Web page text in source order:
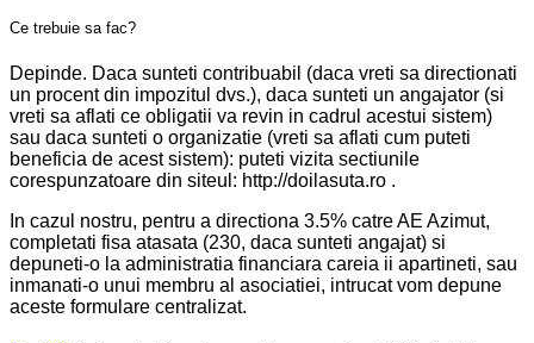
Ce trebuie sa fac?
Depinde. Daca sunteti contribuabil (daca vreti sa directionati
un procent din impozitul dvs.), daca sunteti un angajator (si
vreti sa aflati ce obligatii va revin in cadrul acestui sistem)
sau daca sunteti o organizatie (vreti sa aflati cum puteti
beneficia de acest sistem): puteti vizita sectiunile
corespunzatoare din siteul: http://doilasuta.ro .
In cazul nostru, pentru a directiona 3.5% catre AE Azimut,
completati fisa atasata (230, daca sunteti angajat) si
depuneti-o la administratia financiara careia ii apartineti, sau
inmanati-o unui membru al asociatiei, intrucat vom depune
aceste formulare centralizat.